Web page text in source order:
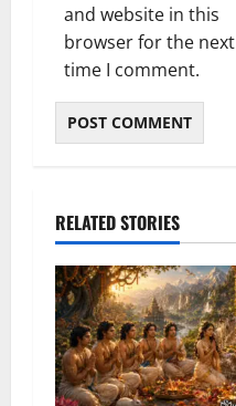
and website in this
browser for the next
time I comment.
RELATED STORIES